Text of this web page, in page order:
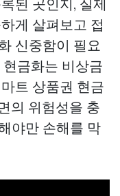
된 곳인지, 실제
게 살펴보고 접
신중함이 필요
금화는 비상금
트 상품권 현금
의 위험성을 충
야만 손해를 막